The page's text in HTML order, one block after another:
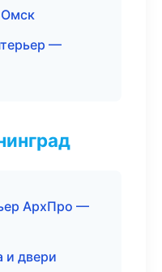
—
АрхПро —
и двери